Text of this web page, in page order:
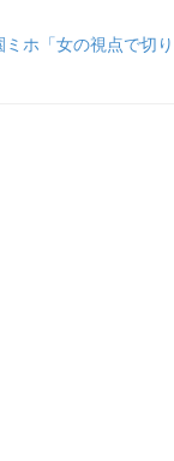
ホ「女の視点で切り